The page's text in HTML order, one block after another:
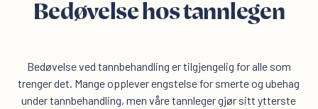
Bedøvelse hos tannlegen
Bedøvelse ved tannbehandling er tilgjengelig for alle som
trenger det. Mange opplever engstelse for smerte og ubehag
under tannbehandling, men våre tannleger gjør sitt ytterste